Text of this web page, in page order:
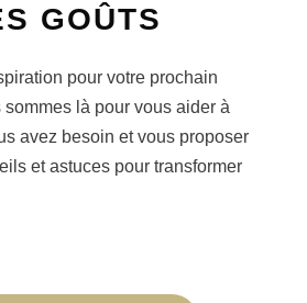
GOÛTS
pour votre prochain
là pour vous aider à
avez besoin et vous proposer
et astuces pour transformer